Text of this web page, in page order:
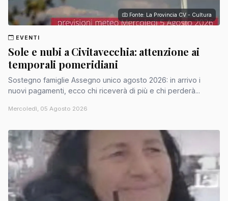
Fonte: La Provincia CV - Cultura
EVENTI
Sole e nubi a Civitavecchia: attenzione ai
temporali pomeridiani
Sostegno famiglie Assegno unico agosto 2026: in arrivo i
nuovi pagamenti, ecco chi riceverà di più e chi perderà...
Mercoledì, 05 Agosto 2026